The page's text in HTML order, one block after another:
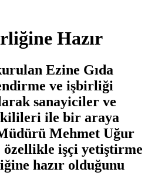
Hazır
Ezine Gıda
ve işbirliği
sanayiciler ve
ile bir araya
Mehmet Uğur
özellikle işçi yetiştirme
hazır olduğunu